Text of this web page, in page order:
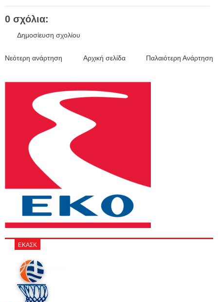
0 σχόλια:
Δημοσίευση σχολίου
Νεότερη ανάρτηση Παλαιότερη Ανάρτηση
Αρχική σελίδα
ΕΚΑΣΚ